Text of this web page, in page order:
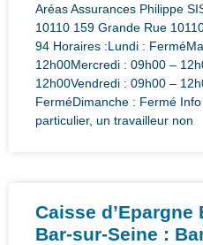
Aréas Assurances Philippe
10110 159 Grande Rue
94 Horaires :Lundi :
12h00Mercredi : 09h00 –
12h00Vendredi : 09h00 –
FerméDimanche : Fermé
particulier, un travailleur non
Caisse d’Epargne
Bar-sur-Seine :